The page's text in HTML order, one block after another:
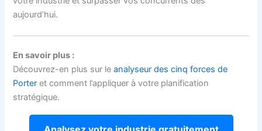
aujourd’hui.
En savoir plus :
Découvrez-en plus sur leanalyseur des cinq forces de
Porter et comment l’appliquer à votre planification
stratégique.